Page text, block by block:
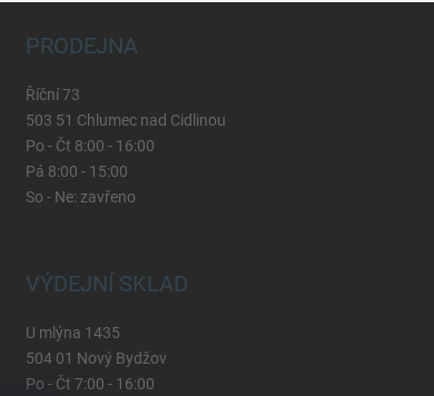
PRODEJNA
Říční 73
503 51 Chlumec nad Cidlinou
Po - Čt 8:00 - 16:00
Pá 8:00 - 15:00
So - Ne: zavřeno
VÝDEJNÍ SKLAD
U mlýna 1435
504 01 Nový Bydžov
Po - Čt 7:00 - 16:00